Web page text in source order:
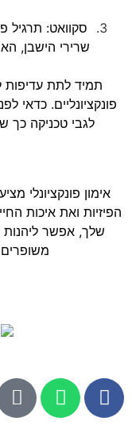
סקוואט: תרגיל
שרירי הישבן,
תמיד לתת עדיפות
פונקציונליים. כדאי
לגבי טכניקה כך
אימון פונקציונלי
הפיזיות ואת איכות
שלך, אפשר ליהנות
משופרים